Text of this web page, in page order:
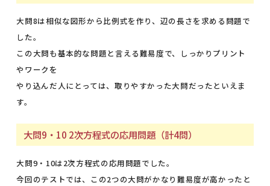
大問8は相似な図形から比例式を作り、辺の長さを求める問題で
した。
この大問も基本的な問題と言える難易度で、しっかりプリント
やワークを
やり込んだ人にとっては、取りやすかった大問だったといえま
す。
大問9・10 2次方程式の応用問題（計4問）
大問9・10は2次方程式の応用問題でした。
今回のテストでは、この2つの大問がかなり難易度が高かったと